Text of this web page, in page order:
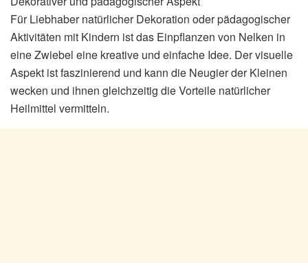
Für Liebhaber natürlicher Dekoration oder pädagogischer
Aktivitäten mit Kindern ist das Einpflanzen von Nelken in
eine Zwiebel eine kreative und einfache Idee. Der visuelle
Aspekt ist faszinierend und kann die Neugier der Kleinen
wecken und ihnen gleichzeitig die Vorteile natürlicher
Heilmittel vermitteln.